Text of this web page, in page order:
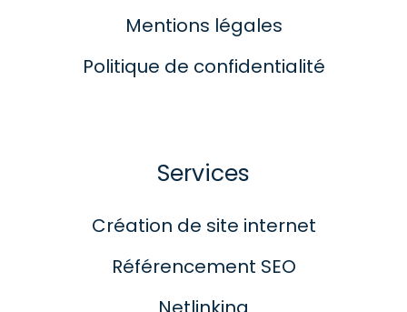
Mentions légales
Politique de confidentialité
Services
Création de site internet
Référencement SEO